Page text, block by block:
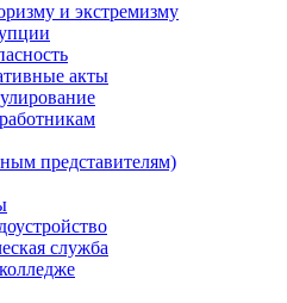
и экстремизму
акты
представителям)
служба